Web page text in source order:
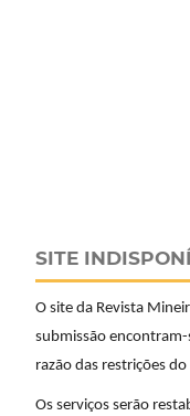
SITE
O site da Revista
submissão
razão das restrições
Os serviços serão